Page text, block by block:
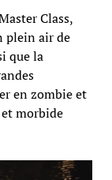
Class,
plein air de
que la
en zombie et
morbide